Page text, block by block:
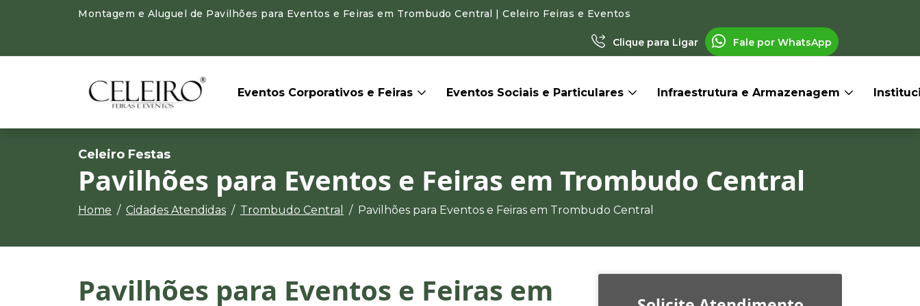
Montagem e Aluguel de Pavilhões para Eventos e Feiras em Trombudo Central | Celeiro Feiras e Eventos
Clique para Ligar Fale por WhatsApp
Eventos Corporativos e Feiras Eventos Sociais e Particulares Infraestrutura e Armazenagem
Celeiro Festas
Pavilhões para Eventos e Feiras em Trombudo Central
Home Cidades Atendidas Trombudo Central Pavilhões para Eventos e Feiras em Trombudo Central
Pavilhões para Eventos e Feiras em